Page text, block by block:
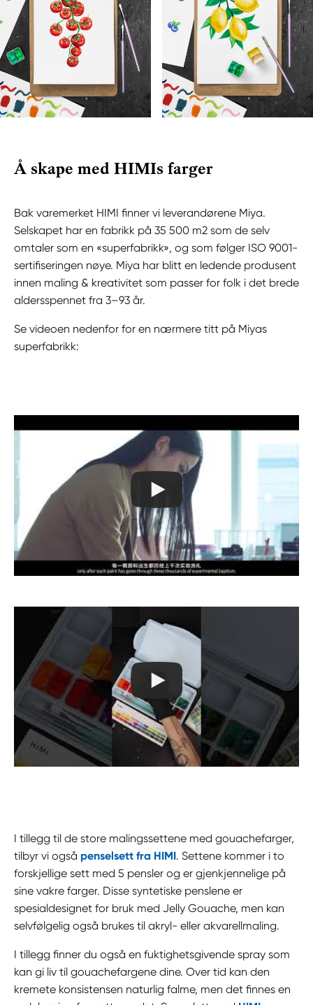
Å skape med HIMIs farger
Bak varemerket HIMI finner vi leverandørene Miya.
Selskapet har en fabrikk på 35 500 m2 som de selv
omtaler som en «superfabrikk», og som følger ISO 9001-
sertifiseringen nøye. Miya har blitt en ledende produsent
innen maling & kreativitet som passer for folk i det brede
aldersspennet fra 3–93 år.
Se videoen nedenfor for en nærmere titt på Miyas
superfabrikk:
I tillegg til de store malingssettene med gouachefarger,
tilbyr vi også penselsett fra HIMI. Settene kommer i to
forskjellige sett med 5 pensler og er gjenkjennelige på
sine vakre farger. Disse syntetiske penslene er
spesialdesignet for bruk med Jelly Gouache, men kan
selvfølgelig også brukes til akryl- eller akvarellmaling.
I tillegg finner du også en fuktighetsgivende spray som
kan gi liv til gouachefargene dine. Over tid kan den
kremete konsistensen naturlig falme, men det finnes en